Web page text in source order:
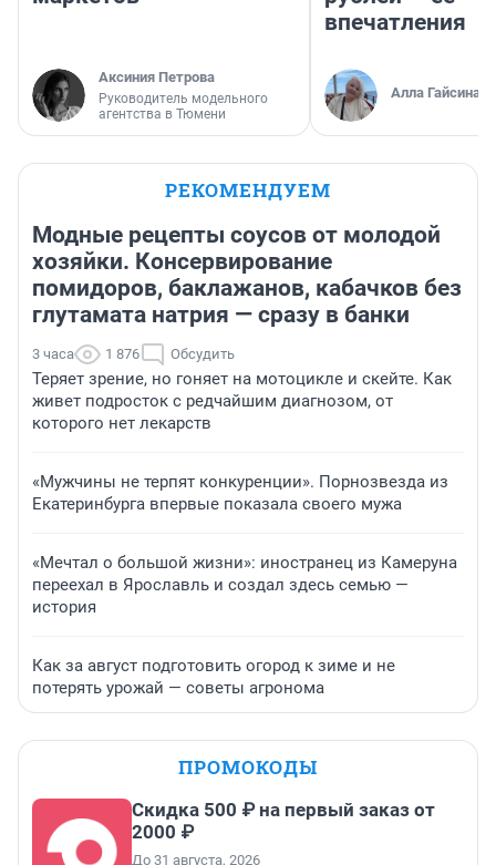
Аксиния Петрова
Руководитель модельного
агентства в Тюмени
впечатления
Алла Гайсина
РЕКОМЕНДУЕМ
Модные рецепты соусов от молодой
хозяйки. Консервирование
помидоров, баклажанов, кабачков без
глутамата натрия — сразу в банки
3 часа 1 876 Обсудить
Теряет зрение, но гоняет на мотоцикле и скейте. Как
живет подросток с редчайшим диагнозом, от
которого нет лекарств
«Мужчины не терпят конкуренции». Порнозвезда из
Екатеринбурга впервые показала своего мужа
«Мечтал о большой жизни»: иностранец из Камеруна
переехал в Ярославль и создал здесь семью —
история
Как за август подготовить огород к зиме и не
потерять урожай — советы агронома
ПРОМОКОДЫ
Скидка 500 ₽ на первый заказ от
2000 ₽
До 31 августа, 2026